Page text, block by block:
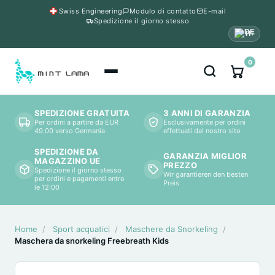
Swiss Engineering Modulo di contatto
E-mail
Spedizione il giorno stesso
IT▾
0
SPEDIZIONE GRATUITA
Per ordini a partire da EUR
49.00 verso Germania
3 ANNI DI GARANZIA
Esclusivamente per ordini
effettuati dal nostro sito
SPEDIZIONE DA
MAGAZZINO UE
Spedizione il giorno stesso
per ordini e pagamenti entro
le 12:00
GARANZIA MIGLIOR
PREZZO
Wir garantieren den besten
Preis
Home / Sport acquatici / Maschere da Snorkeling
/
Maschera da snorkeling Freebreath Kids